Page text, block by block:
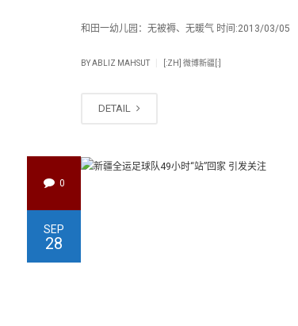
和田一幼儿园：无被褥、无暖气 时间:2013/
BYABLIZ MAHSUT [:ZH] 微博新疆[:]
DETAIL
0
SEP
28